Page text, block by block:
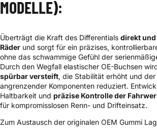
MODELLE):
Überträgt die Kraft des Differentials direkt
Räder und sorgt für ein präzises,
ohne das schwammige Gefühl der
Durch den Wegfall elastischer OE-Buchsen
spürbar versteift, die Stabilität erhöht und der
angrenzender Komponenten reduziert.
Haltbarkeit und präzise Kontrolle der
für kompromisslosen Renn- und Drifteinsatz.
Zum Austausch der originalen OEM Gummi